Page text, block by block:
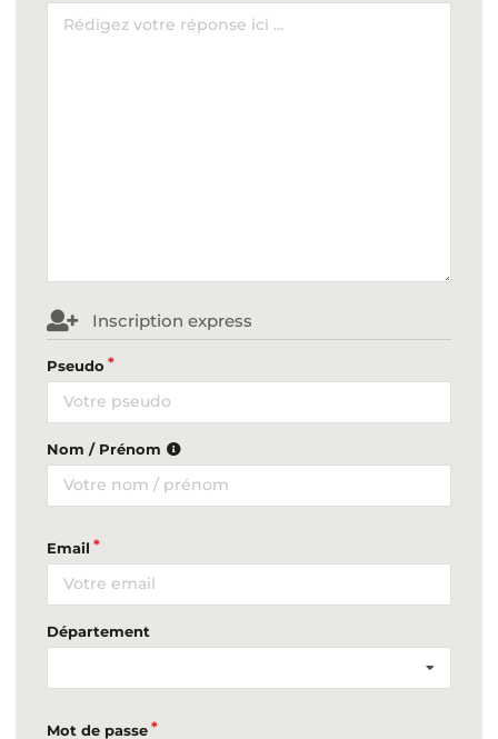
Inscription express
Pseudo
Nom / Prénom
Email
Département
Mot de passe